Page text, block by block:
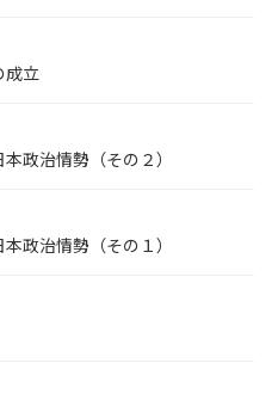
成立
政治情勢（その２）
政治情勢（その１）